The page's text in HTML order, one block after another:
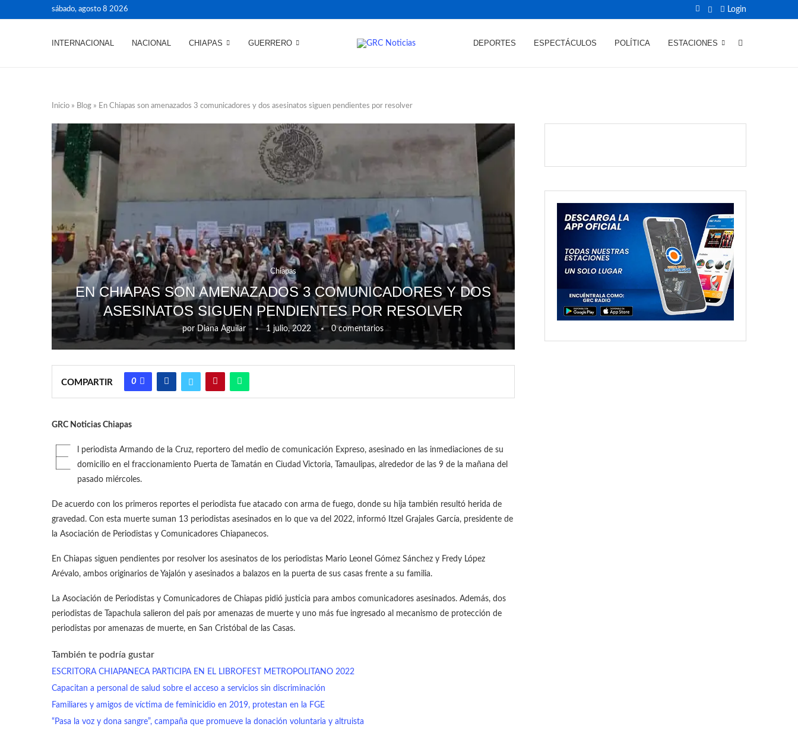
sábado, agosto 8 2026 Login
INTERNACIONAL NACIONAL CHIAPAS GUERRERO DEPORTES ESPECTÁCULOS POLÍTICA ESTACIONES
Inicio » Blog » En Chiapas son amenazados 3 comunicadores y dos asesinatos siguen pendientes por resolver
Chiapas
EN CHIAPAS SON AMENAZADOS 3 COMUNICADORES Y DOS
ASESINATOS SIGUEN PENDIENTES POR RESOLVER
por Diana Aguilar 1 julio, 2022 0 comentarios
COMPARTIR 0
GRC Noticias Chiapas
E
l periodista Armando de la Cruz, reportero del medio de comunicación Expreso, asesinado en las inmediaciones de su
domicilio en el fraccionamiento Puerta de Tamatán en Ciudad Victoria, Tamaulipas, alrededor de las 9 de la mañana del
pasado miércoles.
De acuerdo con los primeros reportes el periodista fue atacado con arma de fuego, donde su hija también resultó herida de
gravedad. Con esta muerte suman 13 periodistas asesinados en lo que va del 2022, informó Itzel Grajales García, presidente de
la Asociación de Periodistas y Comunicadores Chiapanecos.
En Chiapas siguen pendientes por resolver los asesinatos de los periodistas Mario Leonel Gómez Sánchez y Fredy López
Arévalo, ambos originarios de Yajalón y asesinados a balazos en la puerta de sus casas frente a su familia.
La Asociación de Periodistas y Comunicadores de Chiapas pidió justicia para ambos comunicadores asesinados. Además, dos
periodistas de Tapachula salieron del país por amenazas de muerte y uno más fue ingresado al mecanismo de protección de
periodistas por amenazas de muerte, en San Cristóbal de las Casas.
También te podría gustar
ESCRITORA CHIAPANECA PARTICIPA EN EL LIBROFEST METROPOLITANO 2022
Capacitan a personal de salud sobre el acceso a servicios sin discriminación
Familiares y amigos de víctima de feminicidio en 2019, protestan en la FGE
“Pasa la voz y dona sangre”, campaña que promueve la donación voluntaria y altruista